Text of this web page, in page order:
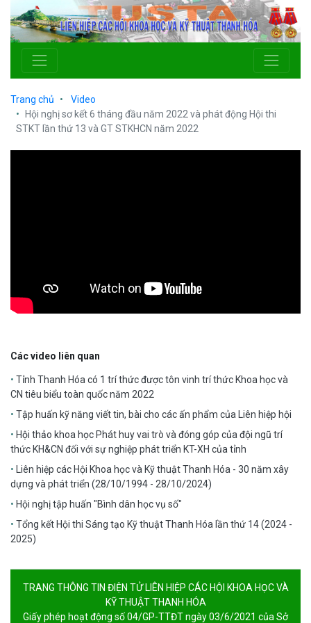
Trang chủ
Video
Hội nghị sơ kết 6 tháng đầu năm 2022 và phát động Hội thi
STKT lần thứ 13 và GT STKHCN năm 2022
Các video liên quan
Tỉnh Thanh Hóa có 1 trí thức được tôn vinh trí thức Khoa học và
CN tiêu biểu toàn quốc năm 2022
Tập huấn kỹ năng viết tin, bài cho các ấn phẩm của Liên hiệp hội
Hội thảo khoa học Phát huy vai trò và đóng góp của đội ngũ trí
thức KH&CN đối với sự nghiệp phát triển KT-XH của tỉnh
Liên hiệp các Hội Khoa học và Kỹ thuật Thanh Hóa - 30 năm xây
dựng và phát triển (28/10/1994 - 28/10/2024)
Hội nghị tập huấn "Bình dân học vụ số"
Tổng kết Hội thi Sáng tạo Kỹ thuật Thanh Hóa lần thứ 14 (2024 -
2025)
TRANG THÔNG TIN ĐIỆN TỬ LIÊN HIỆP CÁC HỘI KHOA HỌC VÀ
KỸ THUẬT THANH HÓA
Giấy phép hoạt động số 04/GP-TTĐT ngày 03/6/2021 của Sở